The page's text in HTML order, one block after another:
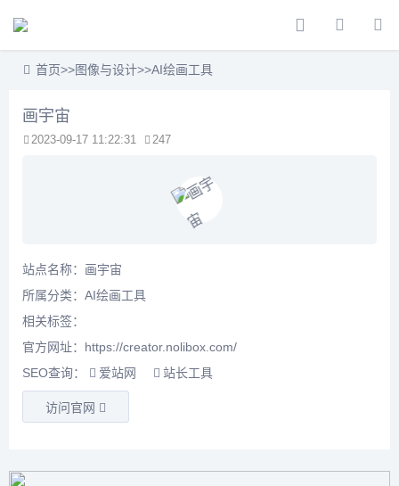
首页>>图像与设计>>AI绘画工具
画宇宙
2023-09-17 11:22:31 247
站点名称：画宇宙
所属分类： AI绘画工具
相关标签：
官方网址：https://creator.nolibox.com/
SEO查询：
爱站网 站长工具
访问官网